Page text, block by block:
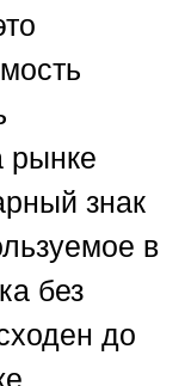
рынке
знак
в
без
до